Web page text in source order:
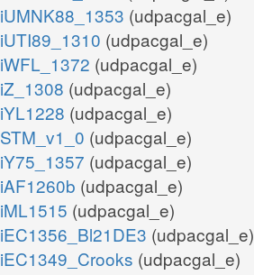
iUMNK88_1353 (udpacgal_e)
iUTI89_1310 (udpacgal_e)
iWFL_1372 (udpacgal_e)
iZ_1308 (udpacgal_e)
iYL1228 (udpacgal_e)
STM_v1_0 (udpacgal_e)
iY75_1357 (udpacgal_e)
iAF1260b (udpacgal_e)
iML1515 (udpacgal_e)
iEC1356_Bl21DE3 (udpacgal_e)
iEC1349_Crooks (udpacgal_e)